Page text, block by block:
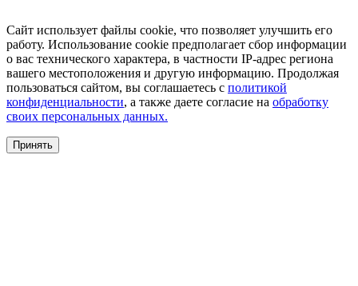
Сайт использует файлы cookie, что позволяет улучшить его
работу. Использование cookie предполагает сбор информации
о вас технического характера, в частности IP-адрес региона
вашего местоположения и другую информацию. Продолжая
пользоваться сайтом, вы соглашаетесь с политикой
конфиденциальности, а также даете согласие на обработку
своих персональных данных.
Принять